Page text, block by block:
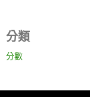
分類
分數